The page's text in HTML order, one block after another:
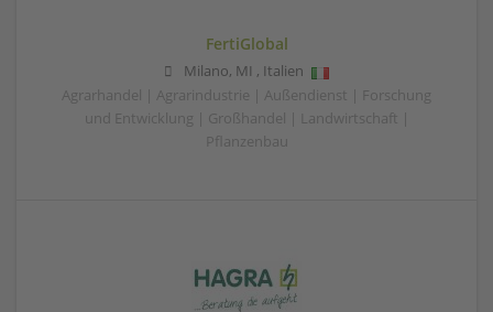
FertiGlobal
Milano, MI , Italien
Agrarhandel | Agrarindustrie | Außendienst | Forschung
und Entwicklung | Großhandel | Landwirtschaft |
Pflanzenbau